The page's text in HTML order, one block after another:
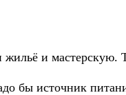
и мастерскую.
бы источник